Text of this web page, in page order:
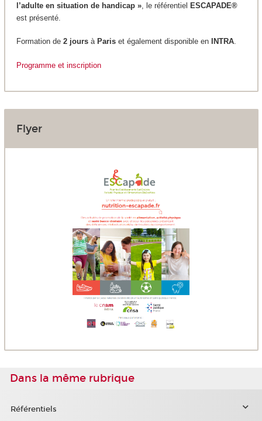
l’adulte en situation de handicap », le référentiel ESCAPADE®
est présenté.
Formation de 2 joursà Paris et également disponible en INTRA.
Programme et inscription
Flyer
Dans la même rubrique
Référentiels